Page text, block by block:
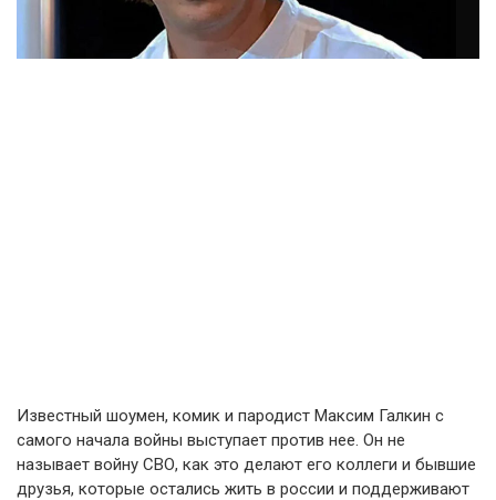
Известный шоумен, комик и пародист Максим Галкин с
самого начала войны выступает против нее. Он не
называет войну СВО, как это делают его коллеги и бывшие
друзья, которые остались жить в россии и поддерживают